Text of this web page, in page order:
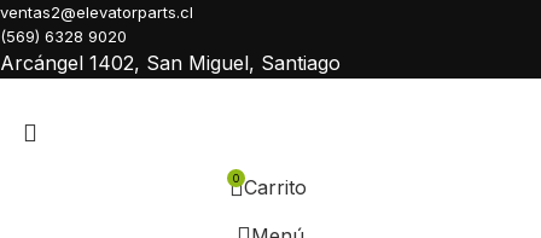
ventas2@elevatorparts.cl
(569) 6328 9020
Arcángel 1402, San Miguel, Santiago
0 Carrito